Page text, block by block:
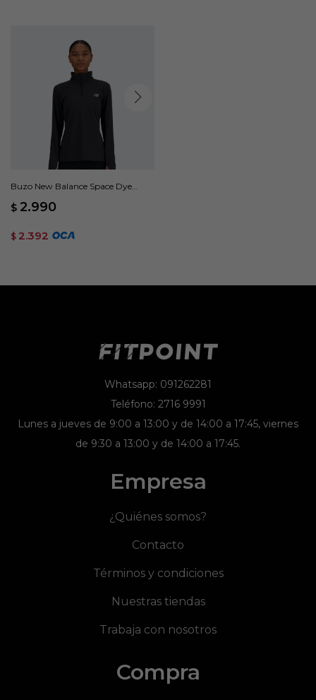
Buzo New Balance Space Dye
$ 2.990
$ 2.392
Whatsapp: 091262281
Teléfono: 2716 9991
Lunes a jueves de 9:00 a 13:00 y de 14:00 a 17:45, viernes
de 9:30 a 13:00 y de 14:00 a 17:45.
Empresa
¿Quiénes somos?
Contacto
Términos y condiciones
Nuestras tiendas
Trabaja con nosotros
Compra